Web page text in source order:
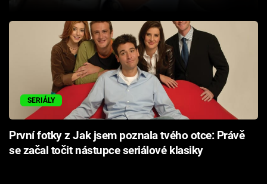
Přihlášení
Sledujte nás
SERIÁLY
První fotky z Jak jsem poznala tvého otce: Právě
se začal točit nástupce seriálové klasiky